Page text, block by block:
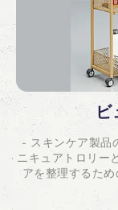
- スキンケア製品
ニキュアトロリー
アを整理するた